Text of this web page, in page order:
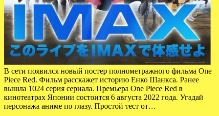
В сети появился новый постер полнометражного фильма One
Piece Red. Фильм расскажет историю Енко Шанкса. Ранее
вышла 1024 серия сериала. Премьера One Piece Red в
кинотеатрах Японии состоится 6 августа 2022 года. Угадай
персонажа аниме по глазу. Простой тест от…